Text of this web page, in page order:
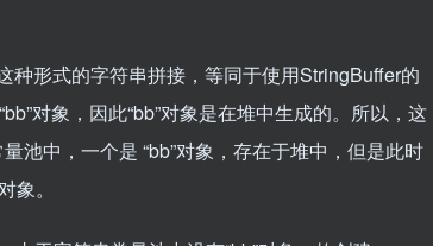
种形式的字符串拼接，等同于使用StringBuffer的
对象，因此“bb”对象是在堆中生成的。所以，这
池中，一个是 “bb”对象，存在于堆中，但是此时
象。